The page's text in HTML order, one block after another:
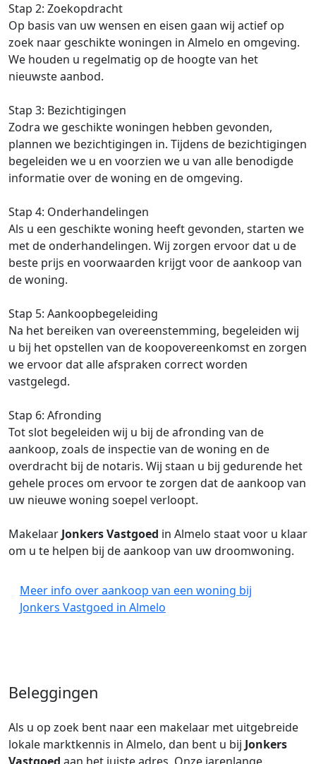
Stap 2: Zoekopdracht
Op basis van uw wensen en eisen gaan wij actief op
zoek naar geschikte woningen in Almelo en omgeving.
We houden u regelmatig op de hoogte van het
nieuwste aanbod.
Stap 3: Bezichtigingen
Zodra we geschikte woningen hebben gevonden,
plannen we bezichtigingen in. Tijdens de bezichtigingen
begeleiden we u en voorzien we u van alle benodigde
informatie over de woning en de omgeving.
Stap 4: Onderhandelingen
Als u een geschikte woning heeft gevonden, starten we
met de onderhandelingen. Wij zorgen ervoor dat u de
beste prijs en voorwaarden krijgt voor de aankoop van
de woning.
Stap 5: Aankoopbegeleiding
Na het bereiken van overeenstemming, begeleiden wij
u bij het opstellen van de koopovereenkomst en zorgen
we ervoor dat alle afspraken correct worden
vastgelegd.
Stap 6: Afronding
Tot slot begeleiden wij u bij de afronding van de
aankoop, zoals de inspectie van de woning en de
overdracht bij de notaris. Wij staan u bij gedurende het
gehele proces om ervoor te zorgen dat de aankoop van
uw nieuwe woning soepel verloopt.
Makelaar Jonkers Vastgoed in Almelo staat voor u klaar
om u te helpen bij de aankoop van uw droomwoning.
Meer info over aankoop van een woning bij
Jonkers Vastgoed in Almelo
Beleggingen
Als u op zoek bent naar een makelaar met uitgebreide
lokale marktkennis in Almelo, dan bent u bij Jonkers